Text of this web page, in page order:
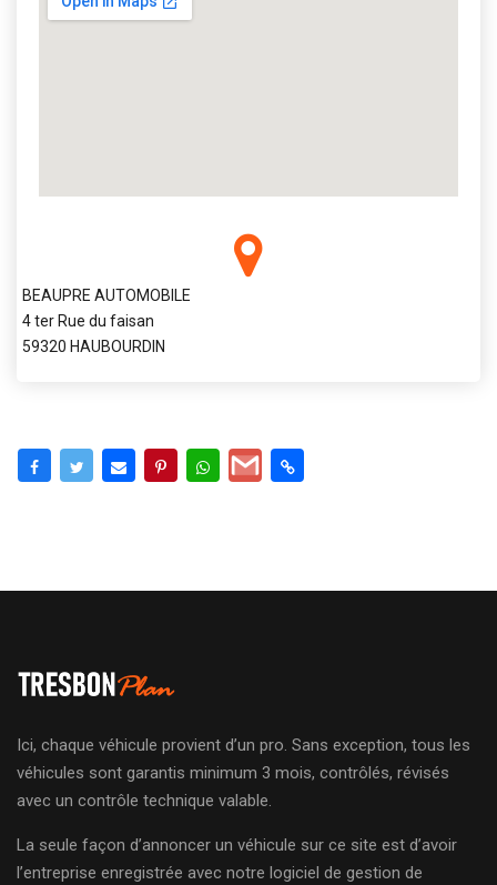
BEAUPRE AUTOMOBILE
4 ter Rue du faisan
59320 HAUBOURDIN
Ici, chaque véhicule provient d’un pro. Sans exception, tous les
véhicules sont garantis minimum 3 mois, contrôlés, révisés
avec un contrôle technique valable.
La seule façon d’annoncer un véhicule sur ce site est d’avoir
l’entreprise enregistrée avec notre logiciel de gestion de